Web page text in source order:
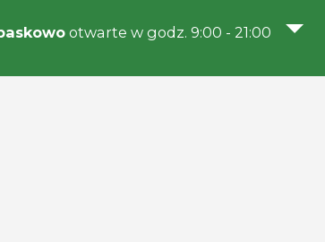
otwarte w godz. 9:00 - 21:00